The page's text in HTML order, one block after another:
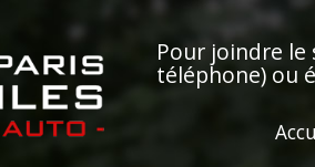
Pour joindre le
téléphone)ou